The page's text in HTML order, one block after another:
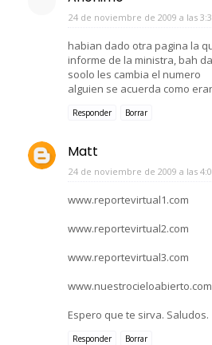
24 de noviembre de 2009 a las
habian dado otra pagina la
informe de la ministra, bah
soolo les cambia el numero
alguien se acuerda como
Responder Borrar
Matt
24 de noviembre de 2009 a las
www.reportevirtual1.com
www.reportevirtual2.com
www.reportevirtual3.com
www.nuestrocieloabierto.com
Espero que te sirva. Saludos.
Responder Borrar